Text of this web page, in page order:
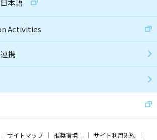
本語
Activities
携
サイトマップ 推奨環境 サイト利用規約